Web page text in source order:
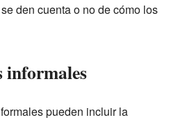
den cuenta o no de cómo los
informales
pueden incluir la